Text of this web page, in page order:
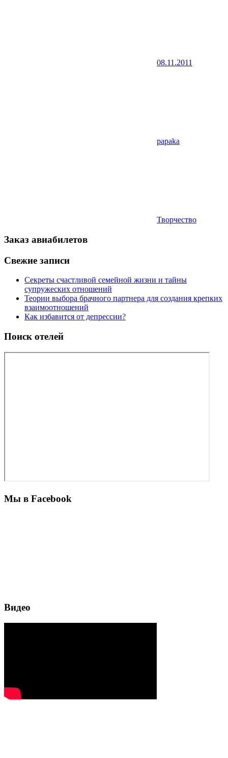
08.11.2011
papaka
Творчество
Заказ авиабилетов
Свежие записи
Секреты счастливой семейной жизни и тайны
супружеских отношений
Теории выбора брачного партнера для создания крепких
взаимоотношений
Как избавится от депрессии?
Поиск отелей
Мы в Facebook
Видео